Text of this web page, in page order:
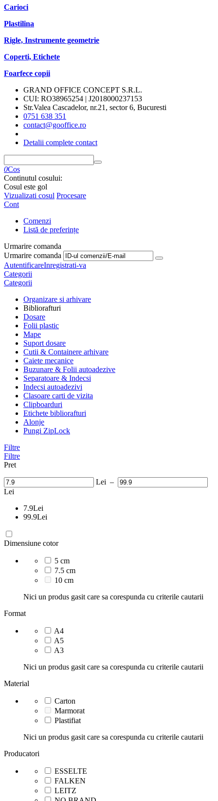
Carioci
Plastilina
Rigle, Instrumente geometrie
Coperti, Etichete
Foarfece copii
GRAND OFFICE CONCEPT S.R.L.
CUI: RO38965254 | J2018000237153
Str.Valea Cascadelor, nr.21, sector 6, Bucuresti
0751 638 351
contact@gooffice.ro
Detalii complete contact
0Cos
Continutul cosului:
Cosul este gol
Vizualizati cosul Procesare
Cont
Comenzi
Listă de preferințe
Urmarire comanda
Urmarire comanda
AutentificareInregistrati-va
Categorii
Categorii
Organizare si arhivare
Bibliorafturi
Dosare
Folii plastic
Mape
Suport dosare
Cutii & Containere arhivare
Caiete mecanice
Buzunare & Folii autoadezive
Separatoare & Indecsi
Indecsi autoadezivi
Clasoare carti de vizita
Clipboarduri
Etichete bibliorafturi
Alonje
Pungi ZipLock
Filtre
Filtre
Pret
Lei –
Lei
7.9Lei
99.9Lei
Dimensiune cotor
5 cm
7.5 cm
10 cm
Nici un produs gasit care sa corespunda cu criterile cautarii
Format
A4
A5
A3
Nici un produs gasit care sa corespunda cu criterile cautarii
Material
Carton
Marmorat
Plastifiat
Nici un produs gasit care sa corespunda cu criterile cautarii
Producatori
ESSELTE
FALKEN
LEITZ